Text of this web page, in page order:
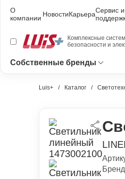
О
компании НовостиКарьераСервис и
Комплексные
безопасности и
Собственные бренды
Luis+ Каталог
Бренд